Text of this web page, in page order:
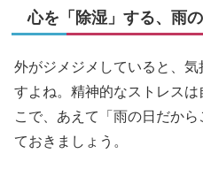
心を「除湿」する、雨
外がジメジメしていると、
すよね。精神的なストレス
こで、あえて「雨の日だか
ておきましょう。